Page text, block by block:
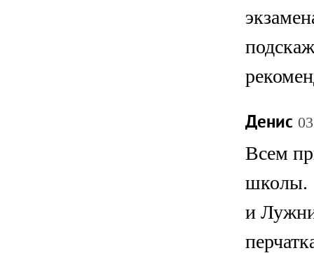
Денис
Всем
школы.
и